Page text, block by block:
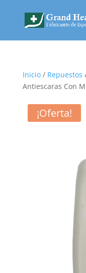
Inicio/ Repuestos
Antiescaras Con
¡Oferta!